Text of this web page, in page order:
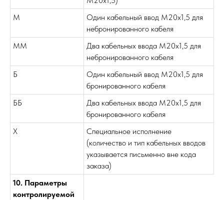
М
Один кабельный ввод М20х1,5 для
небронированного кабеля
ММ
Два кабельных ввода М20х1,5 для
небронированного кабеля
Б
Один кабельный ввод М20х1,5 для
бронированного кабеля
ББ
Два кабельных ввода М20х1,5 для
бронированного кабеля
X
Специальное исполнение
(количество и тип кабельных вводов
указывается письменно вне кода
заказа)
10. Параметры
контролируемой